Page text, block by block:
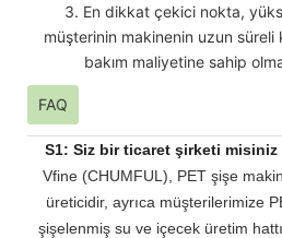
3. En dikkat çekici nokta,
müşterinin makinenin uzun süreli
bakım maliyetine sahip
FAQ
S1: Siz bir ticaret şirketi
Vfine (CHUMFUL), PET şişe
üreticidir, ayrıca müşterilerimize
şişelenmiş su ve içecek üretim